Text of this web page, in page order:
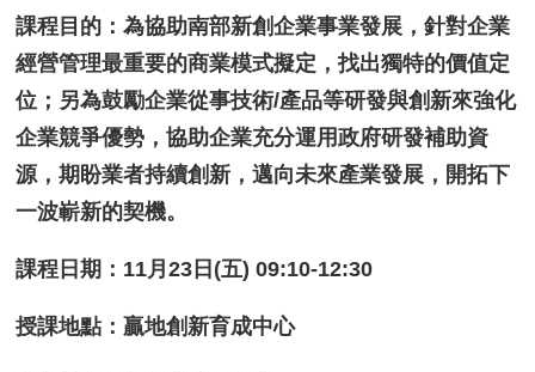
課程目的：為協助南部新創企業事業發展，針對企業
經營管理最重要的商業模式擬定，找出獨特的價值定
位；另為鼓勵企業從事技術/產品等研發與創新來強化
企業競爭優勢，協助企業充分運用政府研發補助資
源，期盼業者持續創新，邁向未來產業發展，開拓下
一波嶄新的契機。
課程日期：11月23日(五) 09:10-12:30
授課地點：贏地創新育成中心